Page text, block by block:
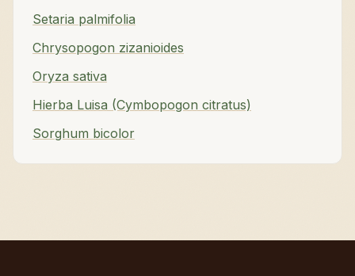
Setaria palmifolia
Chrysopogon zizanioides
Oryza sativa
Hierba Luisa (Cymbopogon citratus)
Sorghum bicolor